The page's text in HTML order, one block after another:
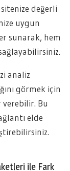
değerli
uygun
sunarak, hem
analiz
görmek için
verebilir. Bu
elde
ile Fark